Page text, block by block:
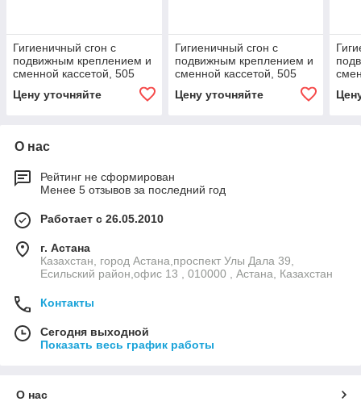
Гигиеничный сгон с
подвижным креплением и
сменной кассетой, 505
Цену уточняйте
Гигиеничный сгон с
подвижным креплением и
сменной кассетой, 505
Цену уточняйте
О нас
Рейтинг не сформирован
Менее 5 отзывов за последний год
Работает с 26.05.2010
г. Астана
Казахстан, город Астана,проспект Улы Дала 39,
Есильский район,офис 13 , 010000 , Астана, Казахстан
Контакты
Сегодня выходной
Показать весь график работы
О нас